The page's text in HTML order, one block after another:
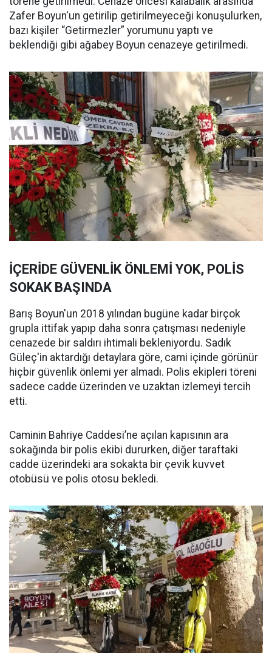
Zafer Boyun'un getirilip getirilmeyeceği konuşulurken,
bazı kişiler “Getirmezler” yorumunu yaptı ve
beklendiği gibi ağabey Boyun cenazeye getirilmedi.
İÇERİDE GÜVENLİK ÖNLEMİ YOK, POLİS
SOKAK BAŞINDA
Barış Boyun'un 2018 yılından bugüne kadar birçok
grupla ittifak yapıp daha sonra çatışması nedeniyle
cenazede bir saldırı ihtimali bekleniyordu. Sadık
Güleç'in aktardığı detaylara göre, cami içinde görünür
hiçbir güvenlik önlemi yer almadı. Polis ekipleri töreni
sadece cadde üzerinden ve uzaktan izlemeyi tercih
etti.
Caminin Bahriye Caddesi’ne açılan kapısının ara
sokağında bir polis ekibi dururken, diğer taraftaki
cadde üzerindeki ara sokakta bir çevik kuvvet
otobüsü ve polis otosu bekledi.